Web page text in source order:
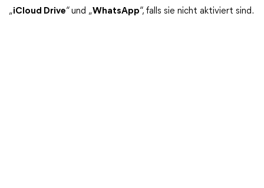
„iCloud Drive“ und „WhatsApp“, falls sie nicht aktiviert sind.